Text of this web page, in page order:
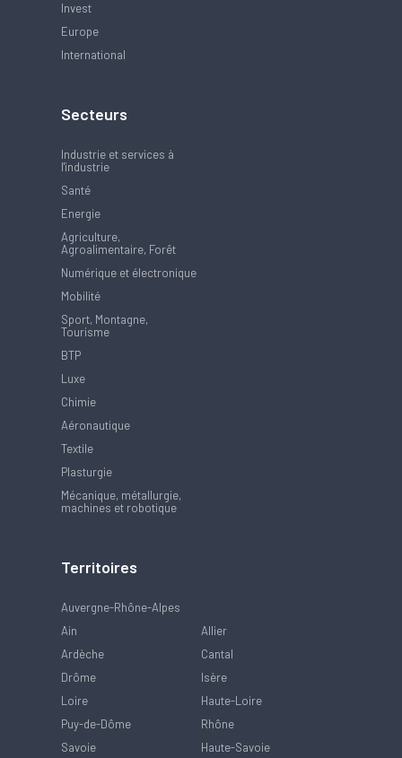
Invest
Europe
International
Secteurs
Industrie et services à
l'industrie
Santé
Energie
Agriculture,
Agroalimentaire, Forêt
Numérique et électronique
Mobilité
Sport, Montagne,
Tourisme
BTP
Luxe
Chimie
Aéronautique
Textile
Plasturgie
Mécanique, métallurgie,
machines et robotique
Territoires
Auvergne-Rhône-Alpes
Ain
Allier
Ardèche
Cantal
Drôme
Isère
Loire
Haute-Loire
Puy-de-Dôme
Rhône
Savoie
Haute-Savoie